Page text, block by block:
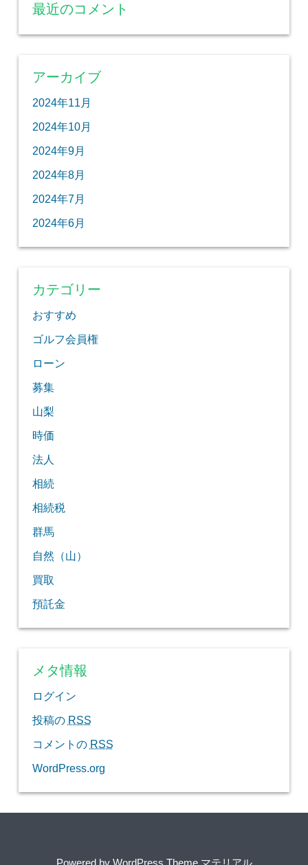
最近のコメント
アーカイブ
2024年11月
2024年10月
2024年9月
2024年8月
2024年7月
2024年6月
カテゴリー
おすすめ
ゴルフ会員権
ローン
募集
山梨
時価
法人
相続
相続税
群馬
自然（山）
買取
預託金
メタ情報
ログイン
投稿の RSS
コメントの RSS
WordPress.org
Powered by WordPress Theme マテリアル